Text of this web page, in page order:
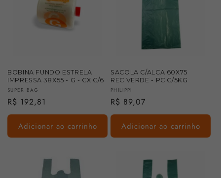
BOBINA FUNDO ESTRELA
IMPRESSA 38X55 - G - CX C/6
Fornecedor:
SUPER BAG
Preço
normal
R$ 192,81
Adicionar ao carrinho
SACOLA C/ALCA 60X75
REC.VERDE - PC C/5KG
Fornecedor:
PHILIPPI
Preço
normal
R$ 89,07
Adicionar ao carrinho